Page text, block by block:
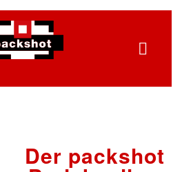
Der packshot